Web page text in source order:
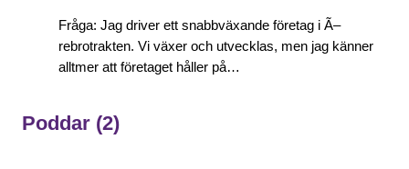
Fråga: Jag driver ett snabbväxande företag i Ã–
rebrotrakten. Vi växer och utvecklas, men jag känner
alltmer att företaget håller på…
Poddar (2)